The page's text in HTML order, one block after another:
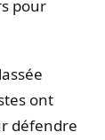
pour
ont
défendre